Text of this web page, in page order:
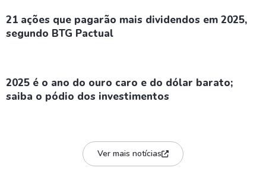
21 ações que pagarão mais dividendos em 2025,
segundo BTG Pactual
2025 é o ano do ouro caro e do dólar barato;
saiba o pódio dos investimentos
Ver mais notícias